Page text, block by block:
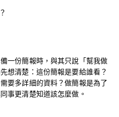
一份簡報時，與其只說「幫我做
想清楚：這份簡報是要給誰看？
要多詳細的資料？做簡報是為了
事更清楚知道該怎麼做。